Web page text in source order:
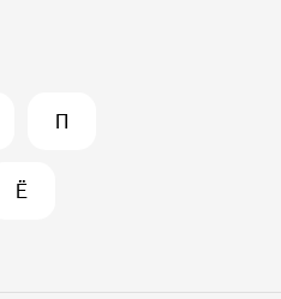
П
Ё